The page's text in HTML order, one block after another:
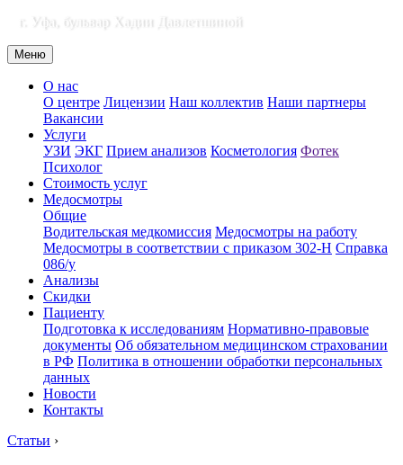
г. Уфа, бульвар Хадии Давлетшиной
Меню
О нас
О центре Лицензии Наш коллектив Наши партнеры
Вакансии
Услуги
УЗИ ЭКГ Прием анализов Косметология Фотек
Психолог
Стоимость услуг
Медосмотры
Общие
Водительская медкомиссия Медосмотры на работу
Медосмотры в соответствии с приказом 302-Н Справка
086/у
Анализы
Скидки
Пациенту
Подготовка к исследованиям Нормативно-правовые
документы Об обязательном медицинском страховании
в РФ Политика в отношении обработки персональных
данных
Новости
Контакты
Статьи ›